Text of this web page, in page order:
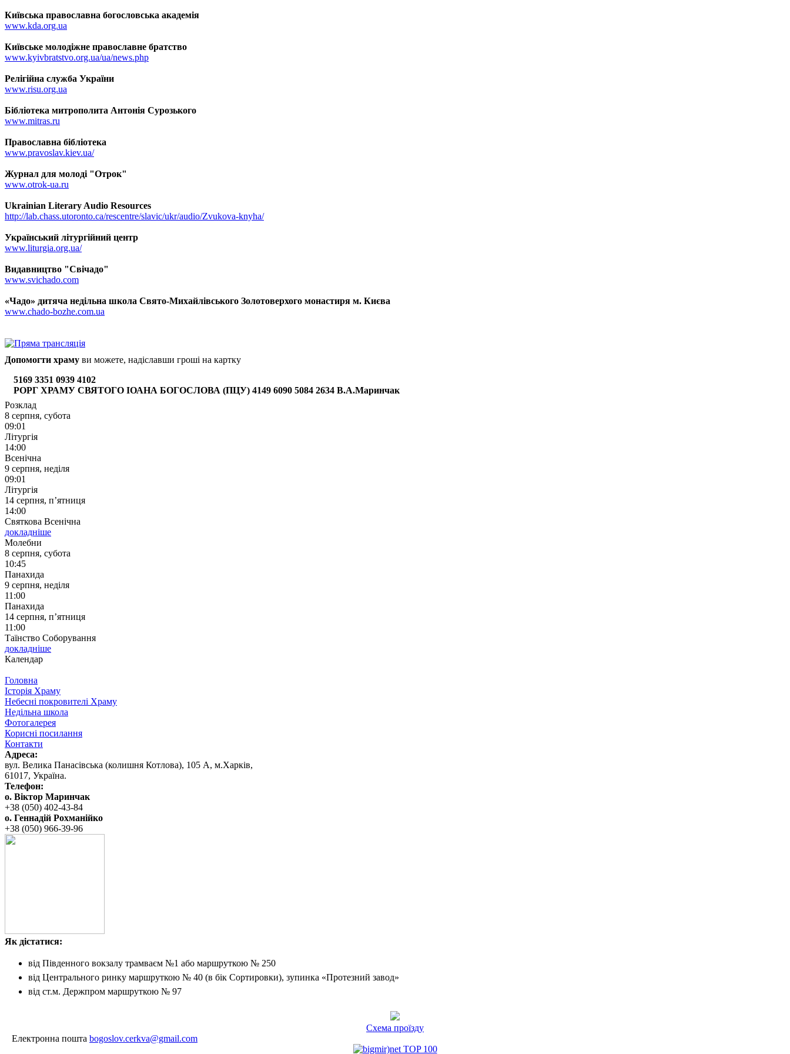
Київська православна богословська академія
www.kda.org.ua
Київське молодіжне православне братство
www.kyivbratstvo.org.ua/ua/news.php
Релігійна служба України
www.risu.org.ua
Бібліотека митрополита Антонія Сурозького
www.mitras.ru
Православна бібліотека
www.pravoslav.kiev.ua/
Журнал для молоді "Отрок"
www.otrok-ua.ru
Ukrainian Literary Audio Resources
http://lab.chass.utoronto.ca/rescentre/slavic/ukr/audio/Zvukova-knyha/
Український літургійний центр
www.liturgia.org.ua/
Видавництво "Свічадо"
www.svichado.com
«Чадо» дитяча недільна школа Свято-Михайлівського Золотоверхого монастиря м. Києва
www.chado-bozhe.com.ua
Допомогти храму ви можете, надіславши гроші на картку
5169 3351 0939 4102
РОРГ ХРАМУ СВЯТОГО ІОАНА БОГОСЛОВА (ПЦУ) 4149 6090 5084 2634 В.А.Маринчак
Розклад
8 серпня, субота
09:01
Літургія
14:00
Всенічна
9 серпня, неділя
09:01
Літургія
14 серпня, п’ятниця
14:00
Святкова Всенічна
докладніше
Молебни
8 серпня, субота
10:45
Панахида
9 серпня, неділя
11:00
Панахида
14 серпня, п’ятниця
11:00
Таїнство Соборування
докладніше
Календар
Головна
Історія Храму
Небесні покровителі Храму
Недільна школа
Фотогалерея
Корисні посилання
Контакти
Адреса:
вул. ‬Велика Панасівська (колишня Котлова), ‬105‭ ‬А,‭ ‬м.Харків,
‬61017, ‬Україна.‎
Телефон:
о. Віктор Маринчак
+38 (050)‭ 402-43-84
о. Геннадій Рохманійко
+38 (050)‭ ‬966-39-96
Як дістатися:
від Південного вокзалу трамваєм №1 або маршруткою № 250
від Центрального ринку маршруткою № 40 (в бік Сортировки), зупинка «Протезний завод»
від ст.м. Держпром маршруткою № 97
Схема проїзду
Електронна пошта bogoslov.cerkva@gmail.com